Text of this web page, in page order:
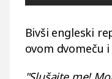
Bivši engleski
ovom dvomeču